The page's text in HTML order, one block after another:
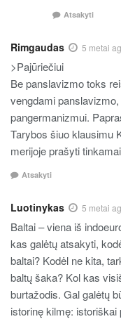
Atsakyti
Rimgaudas 5 metai
>Pajūriečiui
Be panslavizmo toks
vengdami
pangermanizmui.
Tarybos šiuo klausimu
merijoje prašyti
Atsakyti
Luotinykas 5 metai
Baltai – viena iš
kas galėtų atsakyti,
baltai? Kodėl ne kita,
baltų šaka? Kol kas
burtažodis. Gal galėtų
istorinę kilmę: